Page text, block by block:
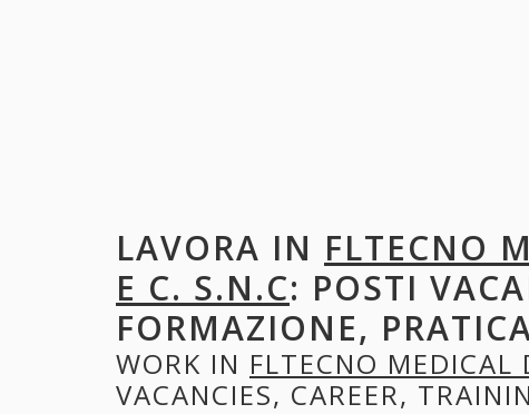
LAVORA IN FLTECNO
E C. S.N.C: POSTI
FORMAZIONE,
WORK IN FLTECNO MEDICAL
VACANCIES, CAREER,